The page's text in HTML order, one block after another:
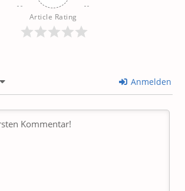
Article Rating
Anmelden